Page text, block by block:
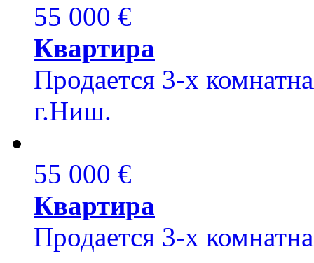
55 000 €
Квартира
Продается 3-х
г.Ниш.
55 000 €
Квартира
Продается 3-х